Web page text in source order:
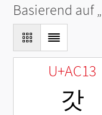
Basierend auf „
U+AC13
갓